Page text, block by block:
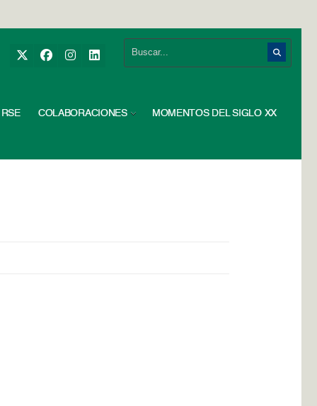
RSE COLABORACIONES MOMENTOS DEL SIGLO XX